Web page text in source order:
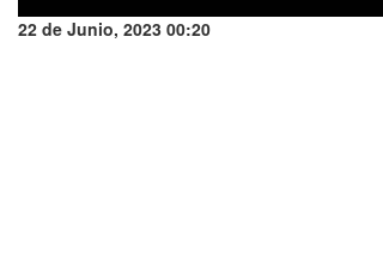
22 de Junio, 2023 00:20